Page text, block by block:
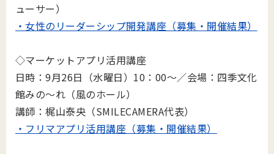
ューサー）
・女性のリーダーシップ開発講座（募集・開催結果）
◇マーケットアプリ活用講座
日時：9月26日（水曜日）10：00～／会場：四季文化
館みの～れ（風のホール）
講師：梶山泰央（SMILECAMERA代表）
・フリマアプリ活用講座（募集・開催結果）